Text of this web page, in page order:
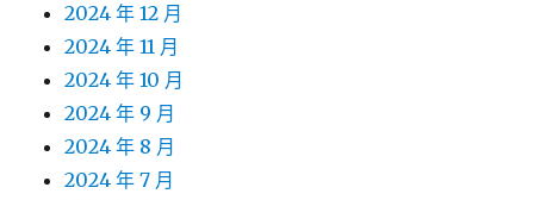
2024 年 12 月
2024 年 11 月
2024 年 10 月
2024 年 9 月
2024 年 8 月
2024 年 7 月